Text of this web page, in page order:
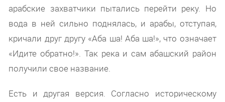
арабские захватчики пытались перейти реку. Но
вода в ней сильно поднялась, и арабы, отступая,
кричали друг другу «Аба ша! Аба ша!», что означает
«Идите обратно!». Так река и сам абашский район
получили свое название.
Есть и другая версия. Согласно историческому